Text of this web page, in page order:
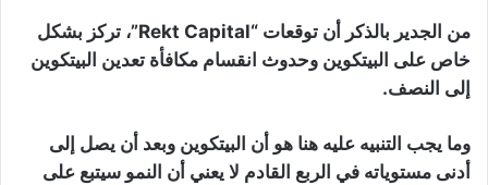
من الجدير بالذكر أن توقعات “Rekt Capital”، تركز بشكل
خاص على البيتكوين وحدوث انقسام مكافأة تعدين البيتكوين
إلى النصف.
وما يجب التنبيه عليه هنا هو أن البيتكوين وبعد أن يصل إلى
أدنى مستوياته في الربع القادم لا يعني أن النمو سيتبع على